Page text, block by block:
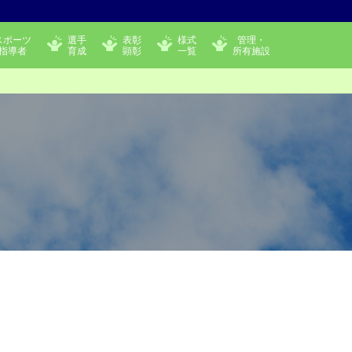
ポーツ
導者
選手
育成
表彰
顕彰
様式
一覧
管理・
所有施設